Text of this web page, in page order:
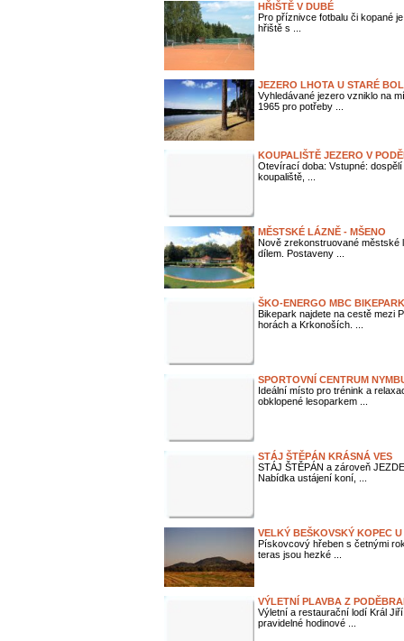
HŘIŠTĚ V DUBÉ
Pro příznivce fotbalu či kopané
hřiště s ...
JEZERO LHOTA U STARÉ
Vyhledávané jezero vzniklo na
1965 pro potřeby ...
KOUPALIŠTĚ JEZERO V
Otevírací doba: Vstupné:
koupaliště, ...
MĚSTSKÉ LÁZNĚ - MŠENO
Nově zrekonstruované městské
dílem. Postaveny ...
ŠKO-ENERGO MBC
Bikepark najdete na cestě mezi
horách a Krkonoších. ...
SPORTOVNÍ CENTRUM
Ideální místo pro trénink a
obklopené lesoparkem ...
STÁJ ŠTĚPÁN KRÁSNÁ VES
STÁJ ŠTĚPÁN a zároveň
Nabídka ustájení koní, ...
VELKÝ BEŠKOVSKÝ KOPEC
Pískovcový hřeben s četnými
teras jsou hezké ...
VÝLETNÍ PLAVBA Z
Výletní a restaurační lodí Král
pravidelné hodinové ...